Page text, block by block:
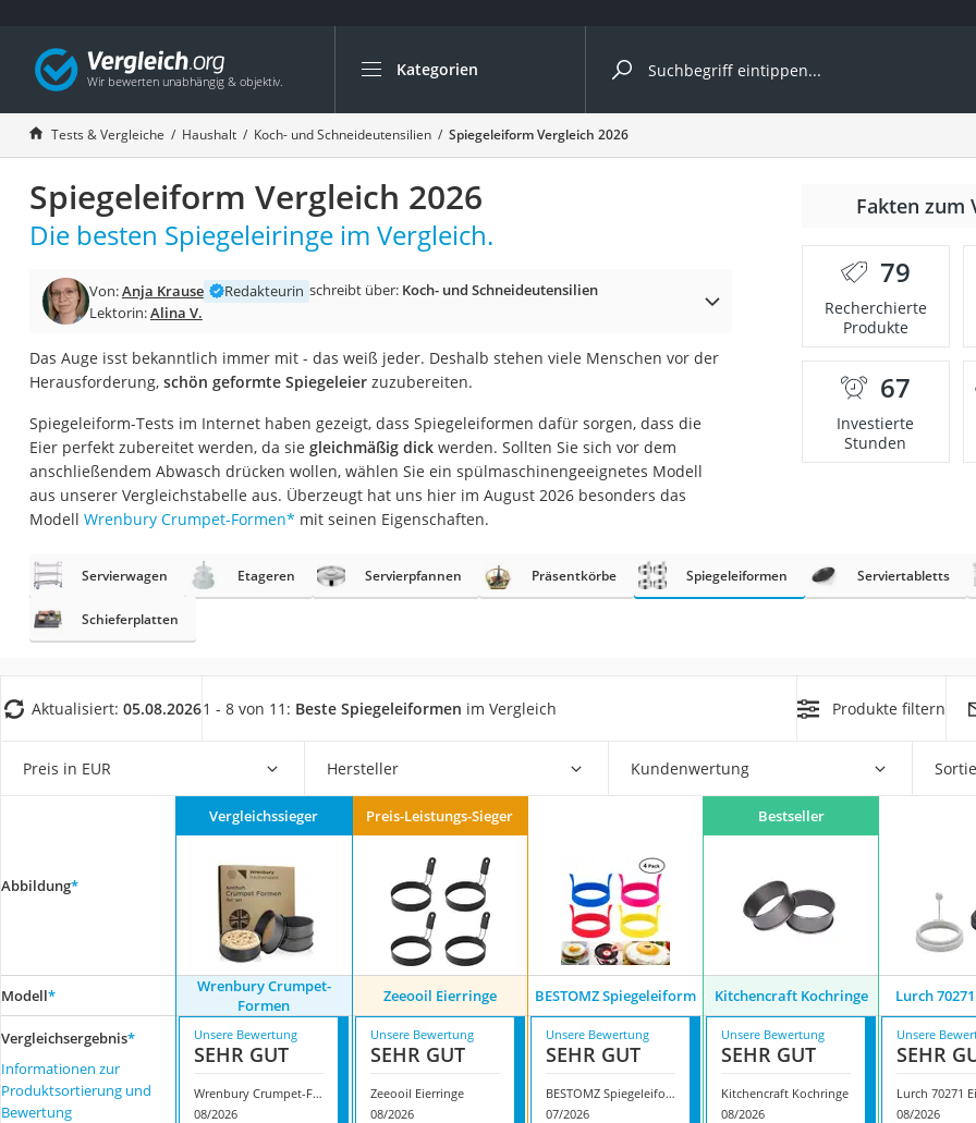
Kategorien
Die beliebtesten Vergleiche nach Kategorie
Haushalt
Wassersprudler
Zentralstaubsauger
Brotbackautomat
Wischroboter
Wäschespinne
Spülmaschinentabs
Eierkocher
AEG-Waschmaschine
Saug-Wisch-Roboter
Milchaufschäumer
Tierhaarstaubsauger
Nespresso-Maschine
Messerschärfer
Tests & Vergleiche Haushalt Koch- und Schneideutensilien Spiegeleiform Vergleich 2026
Spiegeleiform Vergleich 2026
Die besten Spiegeleiringe im Vergleich.
Von:Anja Krause Redakteurin schreibt über: Koch- und Schneideutensilien
Lektorin:Alina V.
Das Auge isst bekanntlich immer mit - das weiß jeder. Deshalb stehen viele Menschen vor der
Herausforderung, schön geformte Spiegeleier zuzubereiten.
Spiegeleiform-Tests im Internet haben gezeigt, dass Spiegeleiformen dafür sorgen, dass die
Eier perfekt zubereitet werden, da sie gleichmäßig dick werden. Sollten Sie sich vor dem
anschließendem Abwasch drücken wollen, wählen Sie ein spülmaschinengeeignetes Modell
aus unserer Vergleichstabelle aus. Überzeugt hat uns hier im August 2026 besonders das
Modell Wrenbury Crumpet-Formen* mit seinen Eigenschaften.
Fakten zum
79
Recherchierte
Produkte
67
Investierte
Stunden
Servierwagen Etageren Servierpfannen Präsentkörbe Spiegeleiformen Serviertabletts
Schieferplatten
Aktualisiert: 05.08.20261 - 8 von 11: Beste Spiegeleiformen im Vergleich Produkte filtern
Preis in EUR Hersteller Kundenwertung
Abbildung*
Vergleichssieger Preis-Leistungs-Sieger Bestseller
Modell*
Wrenbury Crumpet-
Formen
Zeeooil Eierringe BESTOMZ Spiegeleiform Kitchencraft Kochringe Lurch
Vergleichsergebnis*
Informationen zur
Produktsortierung und
Bewertung
Unsere Bewertung
SEHR GUT
Wrenbury Crumpet-Formen
08/2026
Unsere Bewertung
SEHR GUT
Zeeooil Eierringe
08/2026
Unsere Bewertung
SEHR GUT
BESTOMZ Spiegeleiform
07/2026
Unsere Bewertung
SEHR GUT
Kitchencraft Kochringe
08/2026
Unsere
SEHR
Lurch 70271
08/2026